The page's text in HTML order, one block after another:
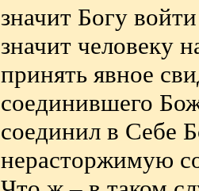
значит Богу
значит человеку
принять явное
соединившего
соединил в Себе
нерасторжимую